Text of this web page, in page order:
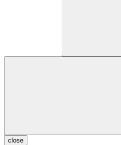
close